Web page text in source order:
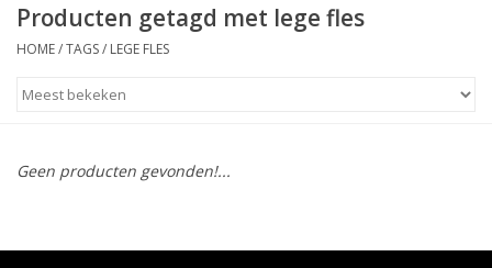
Relatiegeschenken
Producten getagd met lege fles
HOME/TAGS/ LEGE FLES
Geen producten gevonden!...